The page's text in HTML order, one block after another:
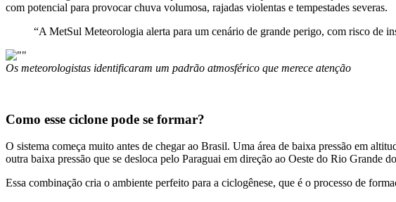
com potencial para provocar chuva volumosa, rajadas violentas e tempestades severas.
“A MetSul Meteorologia alerta para um cenário de grande perigo, com risco de
Os meteorologistas identificaram um padrão atmosférico que merece atenção
Como esse ciclone pode se formar?
O sistema começa muito antes de chegar ao Brasil. Uma área de baixa pressão em
outra baixa pressão que se desloca pelo Paraguai em direção ao Oeste do Rio Grande
Essa combinação cria o ambiente perfeito para a ciclogênese, que é o processo de